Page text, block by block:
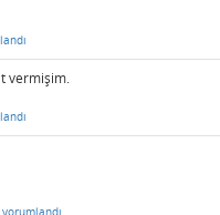
vermişim.
yorumlandı